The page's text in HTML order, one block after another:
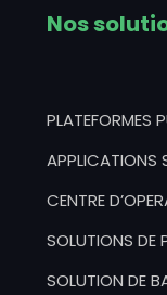
Nos
PLATEFORMES
APPLICATIONS
CENTRE
SOLUTIONS DE
SOLUTION DE